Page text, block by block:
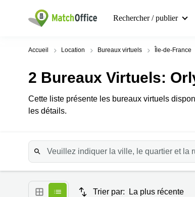
Rechercher / publier
Accueil Location Bureaux virtuels Île-de-France
2 Bureaux Virtuels:
Cette liste présente les bureaux virtuels
les détails.
Trier par: La plus récente